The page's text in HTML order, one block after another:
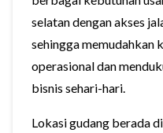
selatan dengan akses
sehingga memudahkan
operasional dan
bisnis sehari-hari.
Lokasi gudang berada